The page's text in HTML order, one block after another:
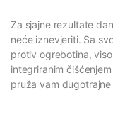
Za sjajne rezultate
neće iznevjeriti. Sa
protiv ogrebotina,
integriranim
pruža vam